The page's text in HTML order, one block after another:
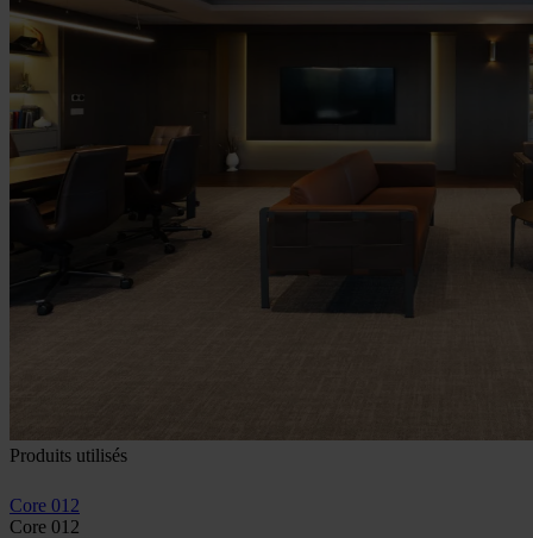
Produits utilisés
Core 012
Core 012